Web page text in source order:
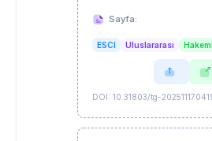
Sayfa:
ESCI Uluslararası
DOI: 10.31803/tg-